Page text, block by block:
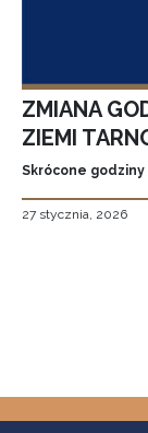
ZMIANA
ZIEMI
Skrócone godziny
27 stycznia, 2026